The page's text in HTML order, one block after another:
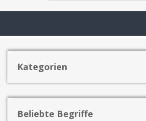
Kategorien
Beliebte Begriffe